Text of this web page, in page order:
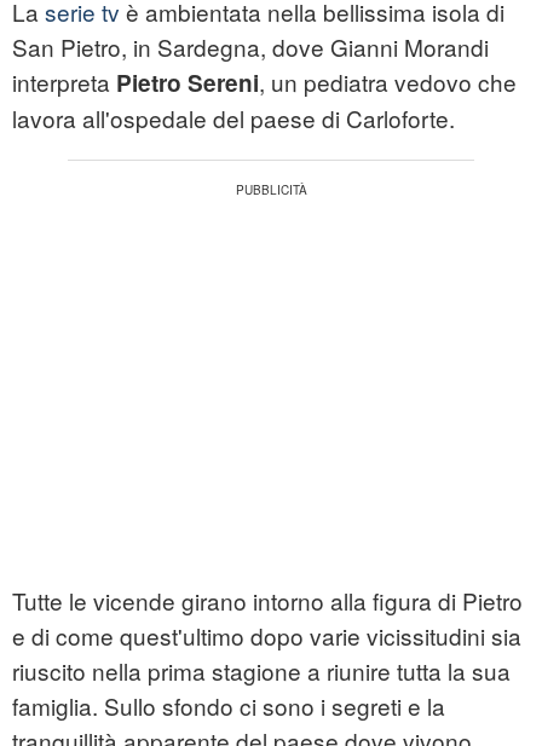
La serie tv è ambientata nella bellissima isola di
San Pietro, in Sardegna, dove Gianni Morandi
interpreta Pietro Sereni, un pediatra vedovo che
lavora all'ospedale del paese di Carloforte.
Tutte le vicende girano intorno alla figura di Pietro
e di come quest'ultimo dopo varie vicissitudini sia
riuscito nella prima stagione a riunire tutta la sua
famiglia. Sullo sfondo ci sono i segreti e la